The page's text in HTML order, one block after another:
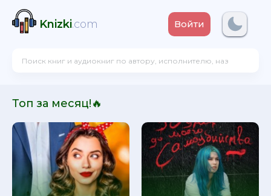
Knizki.com Войти
Топ за месяц!🔥